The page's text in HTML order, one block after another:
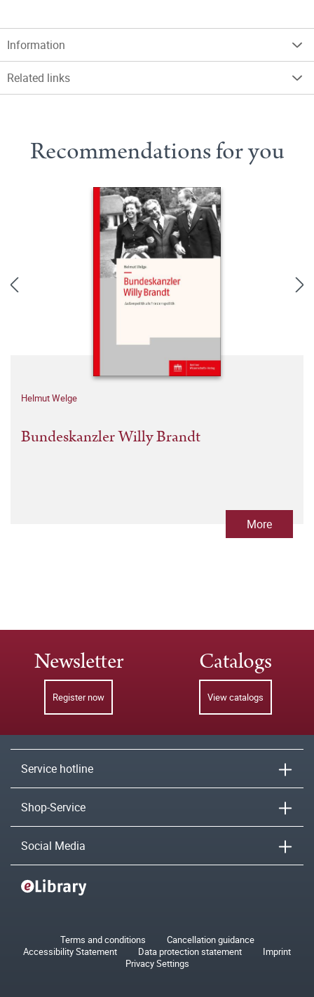
Information
Related links
Recommendations for you
Helmut Welge
Bundeskanzler Willy Brandt
More
Newsletter
Register now
Catalogs
View catalogs
Service hotline
Shop-Service
Social Media
Terms and conditions
Cancellation guidance
Accessibility Statement
Data protection statement
Imprint
Privacy Settings